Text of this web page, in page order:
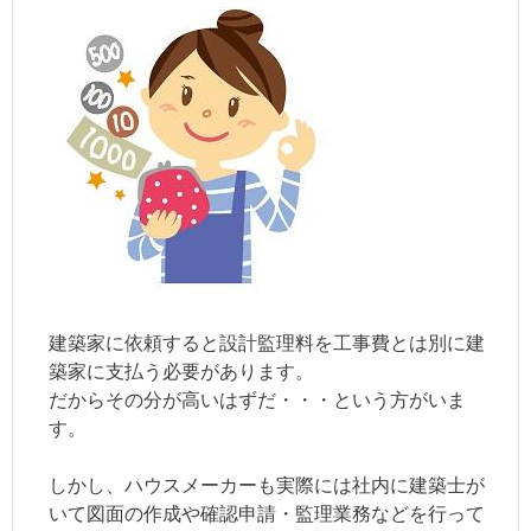
建築家に依頼すると設計監理料を工事費とは別に建
築家に支払う必要があります。
だからその分が高いはずだ・・・という方がいま
す。
しかし、ハウスメーカーも実際には社内に建築士が
いて図面の作成や確認申請・監理業務などを行って